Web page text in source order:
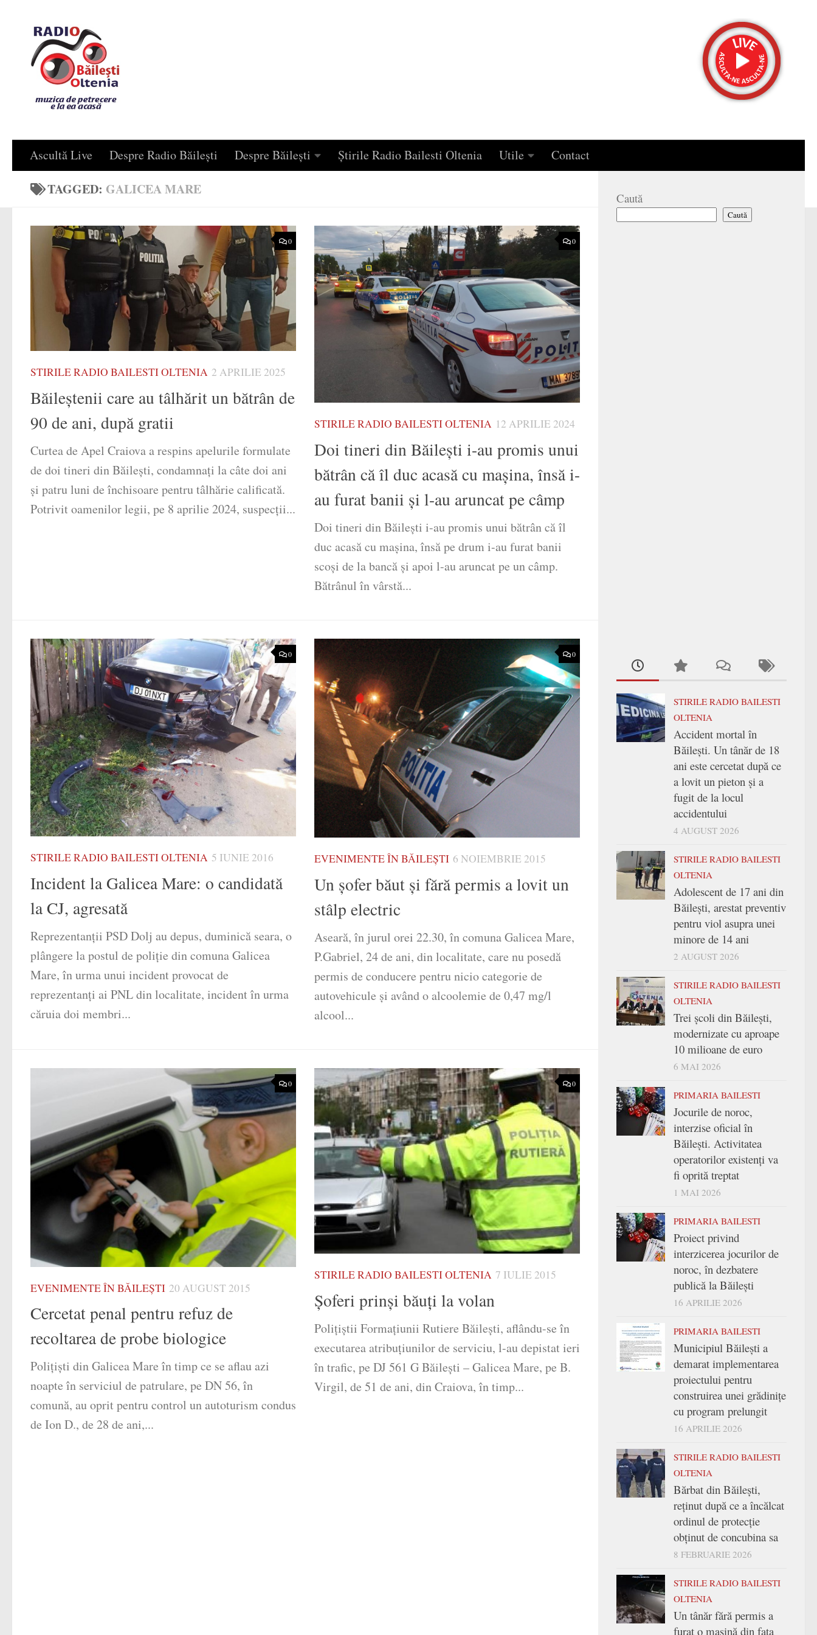
Ascultă Live Despre Radio Băilești Despre Băilești Știrile Radio Bailesti Oltenia Utile Contact
TAGGED: GALICEA MARE
0
STIRILE RADIO BAILESTI OLTENIA 2 APRILIE 2025
Băileștenii care au tâlhărit un bătrân de
90 de ani, după gratii
Curtea de Apel Craiova a respins apelurile formulate
de doi tineri din Băileşti, condamnaţi la câte doi ani
şi patru luni de închisoare pentru tâlhărie calificată.
Potrivit oamenilor legii, pe 8 aprilie 2024, suspecţii...
0
STIRILE RADIO BAILESTI OLTENIA 12 APRILIE 2024
Doi tineri din Băileşti i-au promis unui
bătrân că îl duc acasă cu maşina, însă i-
au furat banii şi l-au aruncat pe câmp
Doi tineri din Băileşti i-au promis unui bătrân că îl
duc acasă cu maşina, însă pe drum i-au furat banii
scoşi de la bancă şi apoi l-au aruncat pe un câmp.
Bătrânul în vârstă...
0
STIRILE RADIO BAILESTI OLTENIA 5 IUNIE 2016
Incident la Galicea Mare: o candidată
la CJ, agresată
Reprezentanții PSD Dolj au depus, duminică seara, o
plângere la postul de poliție din comuna Galicea
Mare, în urma unui incident provocat de
reprezentanți ai PNL din localitate, incident în urma
căruia doi membri...
0
EVENIMENTE ÎN BĂILEȘTI 6 NOIEMBRIE 2015
Un șofer băut și fără permis a lovit un
stâlp electric
Aseară, în jurul orei 22.30, în comuna Galicea Mare,
P.Gabriel, 24 de ani, din localitate, care nu posedă
permis de conducere pentru nicio categorie de
autovehicule şi având o alcoolemie de 0,47 mg/l
alcool...
0
EVENIMENTE ÎN BĂILEȘTI 20 AUGUST 2015
Cercetat penal pentru refuz de
recoltarea de probe biologice
Polițiști din Galicea Mare în timp ce se aflau azi
noapte în serviciul de patrulare, pe DN 56, în
comună, au oprit pentru control un autoturism condus
de Ion D., de 28 de ani,...
0
STIRILE RADIO BAILESTI OLTENIA 7 IULIE 2015
Șoferi prinși băuți la volan
Poliţiştii Formaţiunii Rutiere Băileşti, aflându-se în
executarea atribuţiunilor de serviciu, l-au depistat ieri
în trafic, pe DJ 561 G Băileşti – Galicea Mare, pe B.
Virgil, de 51 de ani, din Craiova, în timp...
Caută
Caută
STIRILE RADIO BAILESTI
OLTENIA
Accident mortal în
Băilești. Un tânăr de 18
ani este cercetat după ce
a lovit un pieton și a
fugit de la locul
accidentului
4 AUGUST 2026
STIRILE RADIO BAILESTI
OLTENIA
Adolescent de 17 ani din
Băilești, arestat preventiv
pentru viol asupra unei
minore de 14 ani
2 AUGUST 2026
STIRILE RADIO BAILESTI
OLTENIA
Trei şcoli din Băileşti,
modernizate cu aproape
10 milioane de euro
6 MAI 2026
PRIMARIA BAILESTI
Jocurile de noroc,
interzise oficial în
Băilești. Activitatea
operatorilor existenți va
fi oprită treptat
1 MAI 2026
PRIMARIA BAILESTI
Proiect privind
interzicerea jocurilor de
noroc, în dezbatere
publică la Băilești
16 APRILIE 2026
PRIMARIA BAILESTI
Municipiul Băilești a
demarat implementarea
proiectului pentru
construirea unei grădinițe
cu program prelungit
16 APRILIE 2026
STIRILE RADIO BAILESTI
OLTENIA
Bărbat din Băilești,
reținut după ce a încălcat
ordinul de protecție
obținut de concubina sa
8 FEBRUARIE 2026
STIRILE RADIO BAILESTI
OLTENIA
Un tânăr fără permis a
furat o mașină din fața